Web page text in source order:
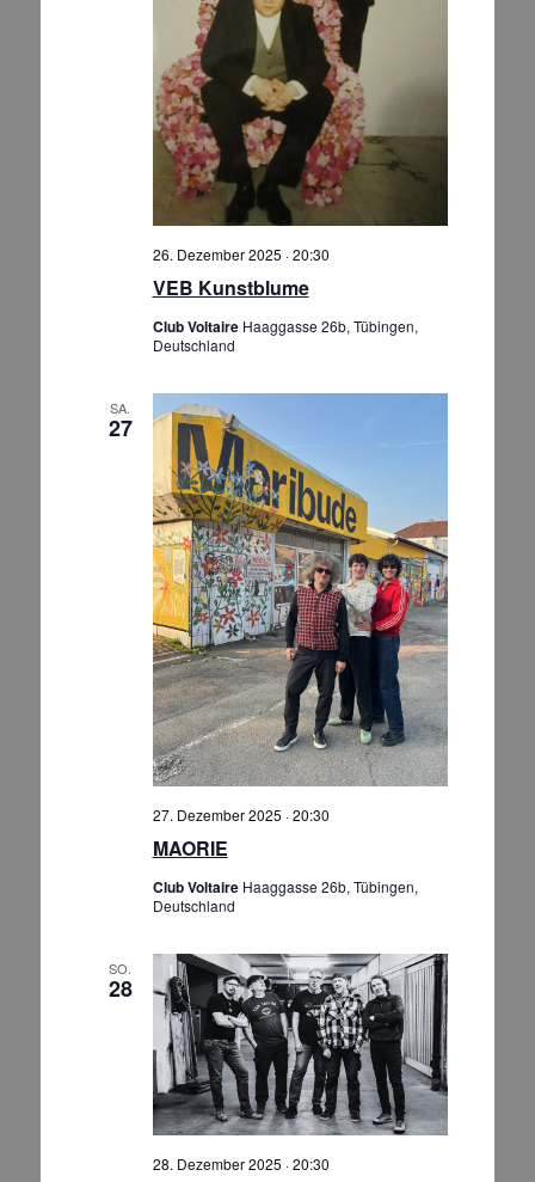
VEB Kunstblume
26. Dezember 2025 · 20:30
Club Voltaire Haaggasse 26b, Tübingen,
Deutschland
SA.
27
MAORIE
27. Dezember 2025 · 20:30
Club Voltaire Haaggasse 26b, Tübingen,
Deutschland
SO.
28
28. Dezember 2025 · 20:30